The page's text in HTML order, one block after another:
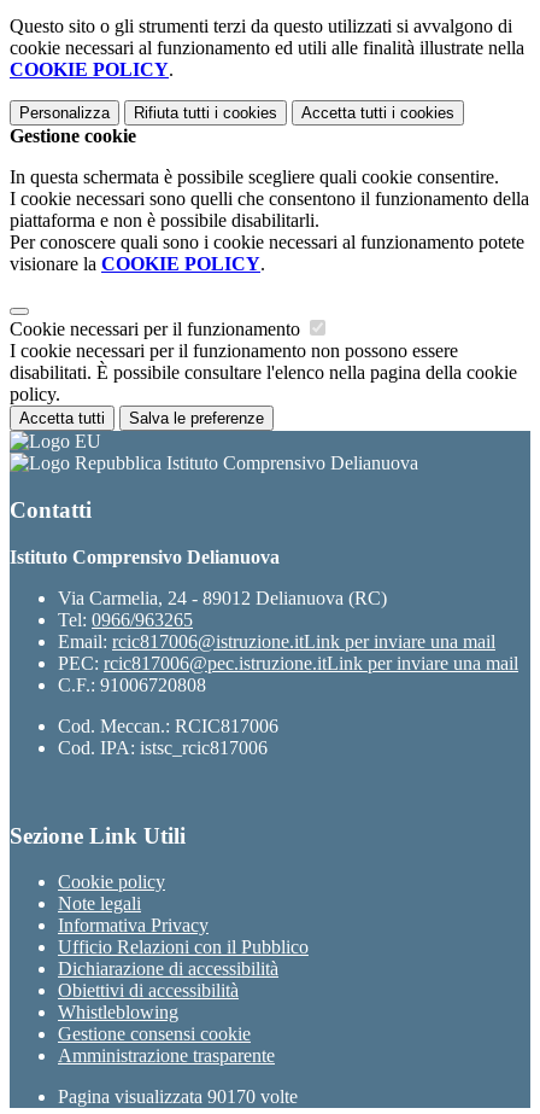
Questo sito o gli strumenti terzi da questo utilizzati si avvalgono di
cookie necessari al funzionamento ed utili alle finalità illustrate nella
COOKIE POLICY.
Personalizza Rifiuta tutti i cookies Accetta tutti i cookies
Gestione cookie
In questa schermata è possibile scegliere quali cookie consentire.
I cookie necessari sono quelli che consentono il funzionamento della
piattaforma e non è possibile disabilitarli.
Per conoscere quali sono i cookie necessari al funzionamento potete
visionare la COOKIE POLICY.
Cookie necessari per il funzionamento
I cookie necessari per il funzionamento non possono essere
disabilitati. È possibile consultare l'elenco nella pagina della cookie
policy.
Accetta tutti Salva le preferenze
Istituto Comprensivo Delianuova
Contatti
Istituto Comprensivo Delianuova
Via Carmelia, 24 - 89012 Delianuova (RC)
Tel: 0966/963265
Email: rcic817006@istruzione.itLink per inviare una mail
PEC: rcic817006@pec.istruzione.itLink per inviare una mail
C.F.: 91006720808
Cod. Meccan.: RCIC817006
Cod. IPA: istsc_rcic817006
Sezione Link Utili
Cookie policy
Note legali
Informativa Privacy
Ufficio Relazioni con il Pubblico
Dichiarazione di accessibilità
Obiettivi di accessibilità
Whistleblowing
Gestione consensi cookie
Amministrazione trasparente
Pagina visualizzata 90170 volte